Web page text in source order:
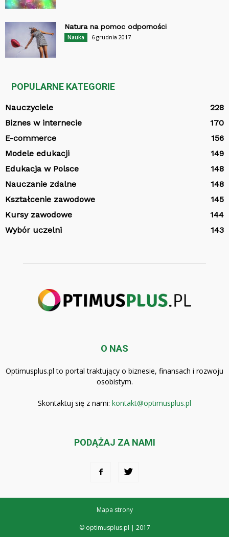
Natura na pomoc odporności
Nauka 6 grudnia 2017
POPULARNE KATEGORIE
Nauczyciele
228
Biznes w internecie
170
E-commerce
156
Modele edukacji
149
Edukacja w Polsce
148
Nauczanie zdalne
148
Kształcenie zawodowe
145
Kursy zawodowe
144
Wybór uczelni
143
O NAS
Optimusplus.pl to portal traktujący o biznesie, finansach i rozwoju
osobistym.
Skontaktuj się z nami: kontakt@optimusplus.pl
PODĄŻAJ ZA NAMI
Mapa strony
© optimusplus.pl | 2017